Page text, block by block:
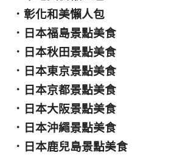
． 彰化和美懶人包
． 日本福島景點美食
． 日本秋田景點美食
． 日本東京景點美食
． 日本京都景點美食
． 日本大阪景點美食
． 日本沖繩景點美食
． 日本鹿兒島景點美食